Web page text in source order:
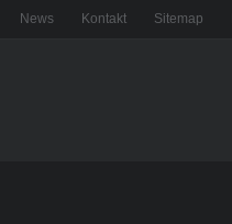
News Kontakt Sitemap